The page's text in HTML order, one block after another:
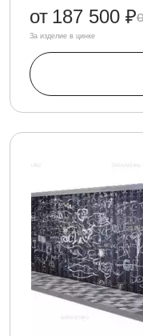
от 187 500 ₽
За изделие в цинке